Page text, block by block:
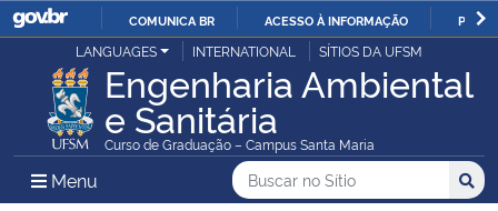
IR
PARA
O
CONTEÚDO
COMUNICA BR ACESSO À INFORMAÇÃO
Ministério da Justiça e Segurança Pública
Ministério da Defesa
LANGUAGES INTERNATIONAL SÍTIOS DA UFSM
Engenharia Ambiental
e Sanitária
Curso de Graduação – Campus Santa Maria
Menu Menu Principal do Sítio
Busca
Buscar no no Sítio
Busca: